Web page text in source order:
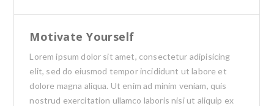
Motivate Yourself
Lorem ipsum dolor sit amet, consectetur adipisicing
elit, sed do eiusmod tempor incididunt ut labore et
dolore magna aliqua. Ut enim ad minim veniam, quis
nostrud exercitation ullamco laboris nisi ut aliquip ex